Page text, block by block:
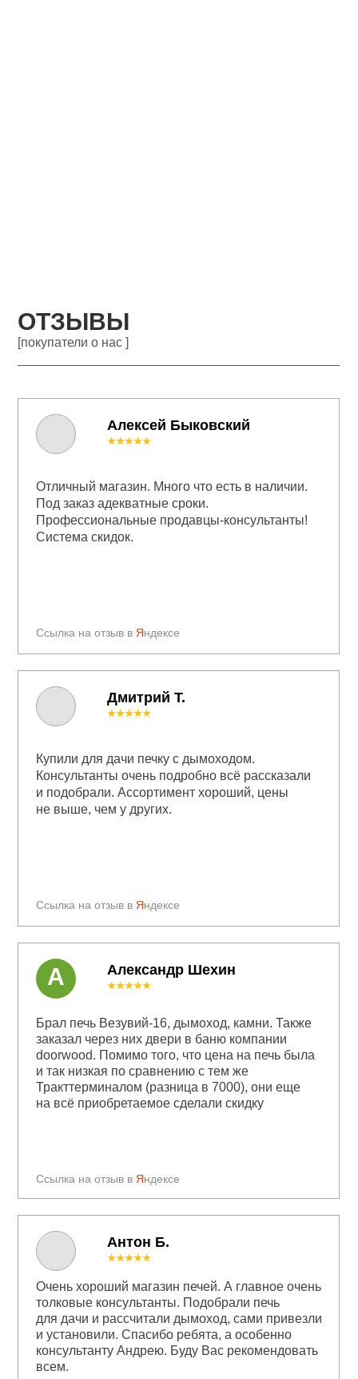
ОТЗЫВЫ
[покупатели о нас ]
Алексей Быковский
Ссылка на отзыв в Яндексе
★★★★★
Отличный магазин. Много что есть в наличии.
Под заказ адекватные сроки.
Профессиональные продавцы-консультанты!
Система скидок.
Антон Б.
Ссылка на отзыв в Яндексе
★★★★★
Купили для дачи печку с дымоходом.
Консультанты очень подробно всё рассказали
и подобрали. Ассортимент хороший, цены
не выше, чем у других.
Александр Шехин
Ссылка на отзыв в Яндексе
★★★★★
Брал печь Везувий-16, дымоход, камни. Также
заказал через них двери в баню компании
doorwood. Помимо того, что цена на печь была
и так низкая по сравнению с тем же
Тракттерминалом (разница в 7000), они еще
на всё приобретаемое сделали скидку
А
Дмитрий Т.
★★★★★
Очень хороший магазин печей. А главное очень
толковые консультанты. Подобрали печь
для дачи и рассчитали дымоход, сами привезли
и установили. Спасибо ребята, а особенно
консультанту Андрею. Буду Вас рекомендовать
всем.